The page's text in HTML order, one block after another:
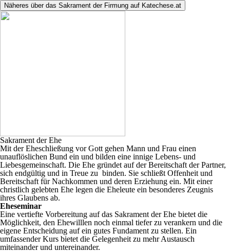
Näheres über das Sakrament der Firmung auf Katechese.at
Sakrament der Ehe
Mit der Eheschließung vor Gott gehen Mann und Frau einen
unauflöslichen Bund ein und bilden eine innige Lebens- und
Liebesgemeinschaft. Die Ehe gründet auf der Bereitschaft der Partner,
sich endgültig und in Treue zu binden. Sie schließt Offenheit und
Bereitschaft für Nachkommen und deren Erziehung ein. Mit einer
christlich gelebten Ehe legen die Eheleute ein besonderes Zeugnis
ihres Glaubens ab.
Eheseminar
Eine vertiefte Vorbereitung auf das Sakrament der Ehe bietet die
Möglichkeit, den Ehewilllen noch einmal tiefer zu verankern und die
eigene Entscheidung auf ein gutes Fundament zu stellen. Ein
umfassender Kurs bietet die Gelegenheit zu mehr Austausch
miteinander und untereinander.